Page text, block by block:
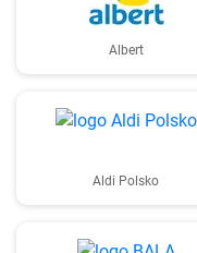
Albert
Aldi Polsko